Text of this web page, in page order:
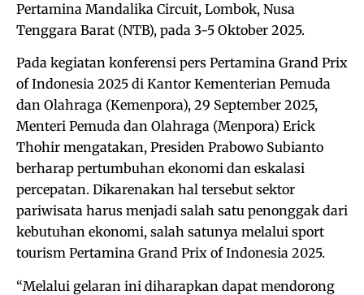
Pertamina Mandalika Circuit, Lombok, Nusa
Tenggara Barat (NTB), pada 3-5 Oktober 2025.
Pada kegiatan konferensi pers Pertamina Grand Prix
of Indonesia 2025 di Kantor Kementerian Pemuda
dan Olahraga (Kemenpora), 29 September 2025,
Menteri Pemuda dan Olahraga (Menpora) Erick
Thohir mengatakan, Presiden Prabowo Subianto
berharap pertumbuhan ekonomi dan eskalasi
percepatan. Dikarenakan hal tersebut sektor
pariwisata harus menjadi salah satu penonggak dari
kebutuhan ekonomi, salah satunya melalui sport
tourism Pertamina Grand Prix of Indonesia 2025.
“Melalui gelaran ini diharapkan dapat mendorong